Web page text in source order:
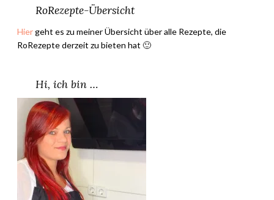
RoRezepte-Übersicht
Hiergeht es zu meiner Übersicht über alle Rezepte, die
RoRezepte derzeit zu bieten hat 🙂
Hi, ich bin …